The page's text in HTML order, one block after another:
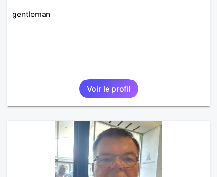
gentleman
Voir le profil